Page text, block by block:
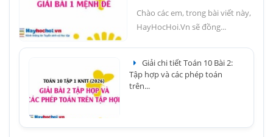
Chào các em, trong bài viết này,
HayHocHoi.Vn sẽ đồng...
Giải chi tiết Toán 10 Bài 2:
Tập hợp và các phép toán
trên...